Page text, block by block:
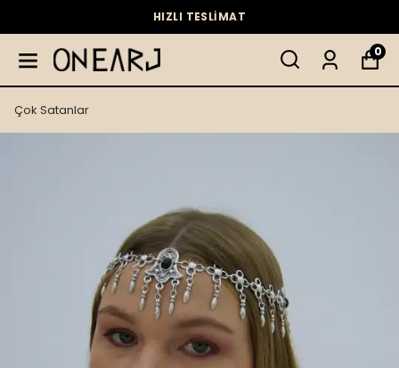
HIZLI TESLİMAT
0
Çok Satanlar